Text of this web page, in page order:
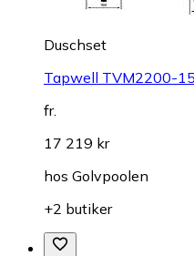
Duschset
Tapwell TVM2200-
fr.
17 219 kr
hos Golvpoolen
+2 butiker